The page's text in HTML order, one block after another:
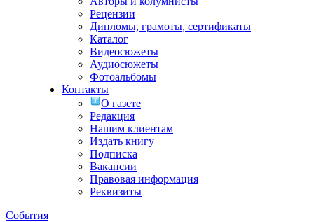
Рецензии
Дипломы, грамоты, сертификаты
Каталог
Видеосюжеты
Аудиосюжеты
Фотоальбомы
Контакты
О газете
Редакция
Нашим клиентам
Издать книгу
Подписка
Вакансии
Правовая информация
Реквизиты
События